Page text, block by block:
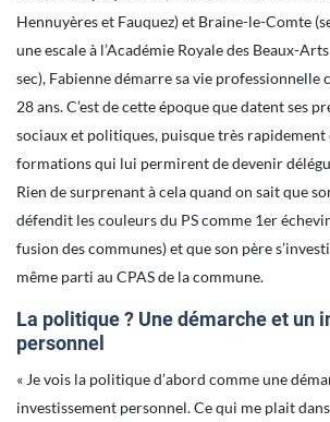
Hennuyères et Fauquez) et Braine-le-Comte
une escale à l’Académie Royale des Beaux-
sec), Fabienne démarre sa vie professionnelle
28 ans. C’est de cette époque que datent ses
sociaux et politiques, puisque très rapidement
formations qui lui permirent de devenir
Rien de surprenant à cela quand on sait que
défendit les couleurs du PS comme 1er
fusion des communes) et que son père
même parti au CPAS de la commune.
La politique ? Une démarche et un
personnel
« Je vois la politique d’abord comme une
investissement personnel. Ce qui me plait dans